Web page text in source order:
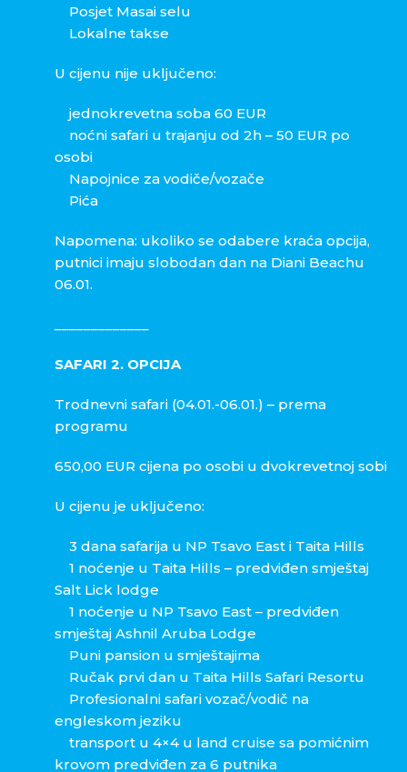
Posjet Masai selu
Lokalne takse
U cijenu nije uključeno:
jednokrevetna soba 60 EUR
noćni safari u trajanju od 2h – 50 EUR po
osobi
Napojnice za vodiče/vozače
Pića
Napomena: ukoliko se odabere kraća opcija,
putnici imaju slobodan dan na Diani Beachu
06.01.
SAFARI 2. OPCIJA
Trodnevni safari (04.01.-06.01.) – prema
programu
650,00 EUR cijena po osobi u dvokrevetnoj sobi
U cijenu je uključeno:
3 dana safarija u NP Tsavo East i Taita Hills
1 noćenje u Taita Hills – predviđen smještaj
Salt Lick lodge
1 noćenje u NP Tsavo East – predviđen
smještaj Ashnil Aruba Lodge
Puni pansion u smještajima
Ručak prvi dan u Taita Hills Safari Resortu
Profesionalni safari vozač/vodič na
engleskom jeziku
transport u 4×4 u land cruise sa pomićnim
krovom predviđen za 6 putnika